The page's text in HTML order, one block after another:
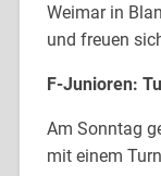
Weimar in
und freuen
F-Junioren:
Am Sonntag
mit einem